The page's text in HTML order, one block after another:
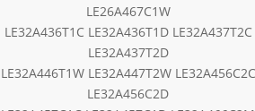
LE26A467C1W
LE32A436T1C LE32A436T1D LE32A437T2C
LE32A437T2D
LE32A446T1W LE32A447T2W LE32A456C2C
LE32A456C2D